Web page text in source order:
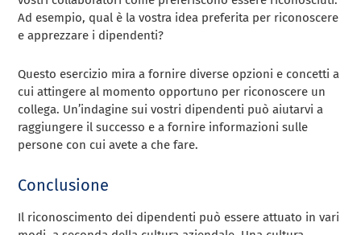
Ad esempio, qual è la vostra idea preferita per riconoscere
e apprezzare i dipendenti?
Questo esercizio mira a fornire diverse opzioni e concetti a
cui attingere al momento opportuno per riconoscere un
collega. Un’indagine sui vostri dipendenti può aiutarvi a
raggiungere il successo e a fornire informazioni sulle
persone con cui avete a che fare.
Conclusione
Il riconoscimento dei dipendenti può essere attuato in vari